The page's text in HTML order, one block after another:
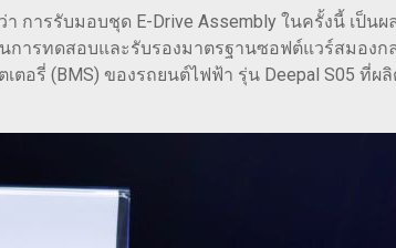
การรับมอบชุด E-Drive Assembly ในครั้งนี้ เป็น
ารทดสอบและรับรองมาตรฐานซอฟต์แวร์สมองกล
อรี่ (BMS) ของรถยนต์ไฟฟ้า รุ่น Deepal S05 ที่ผ